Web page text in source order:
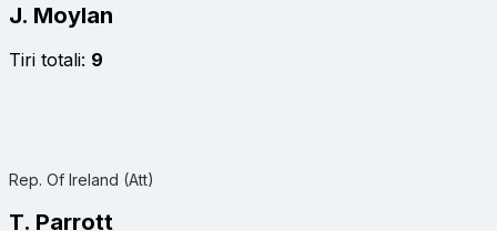
J. Moylan
Tiri totali: 9
Rep. Of Ireland (Att)
T. Parrott